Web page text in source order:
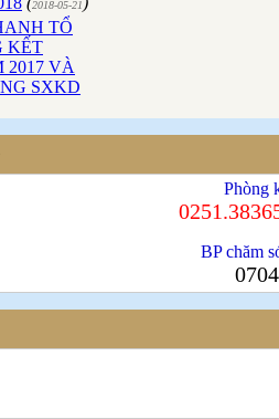
TỔ
KẾT
VÀ
SXKD
GẠCH
CHỨC
10-04)
môi
sử
Phòng
BP chăm